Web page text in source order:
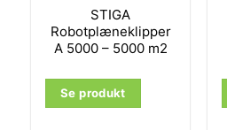
STIGA
Robotplæneklipper
A 5000 – 5000 m2
Se produkt